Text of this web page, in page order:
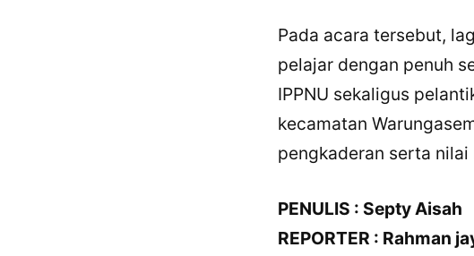
Pada acara tersebut,
pelajar dengan penuh
IPPNU sekaligus
kecamatan
pengkaderan serta nilai
PENULIS : Septy Aisah
REPORTER : Rahman